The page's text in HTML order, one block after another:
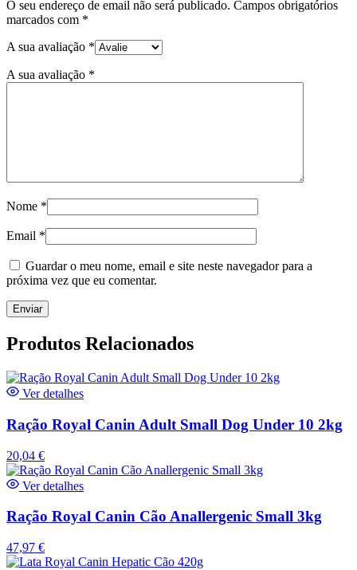
O seu endereço de email não será publicado. Campos obrigatórios
marcados com *
A sua avaliação *
A sua avaliação *
Nome *
Email *
Guardar o meu nome, email e site neste navegador para a
próxima vez que eu comentar.
Produtos Relacionados
Ver detalhes
Ração Royal Canin Adult Small Dog Under 10 2kg
20,04 €
Ver detalhes
Ração Royal Canin Cão Anallergenic Small 3kg
47,97 €